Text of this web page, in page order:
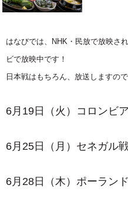
はなびでは、NHK・民放で放映さ
ビで放映中です！
日本戦はもちろん、放送しますの
6月19日（火）コロンビ
6月25日（月）セネガル
6月28日（木）ポーラン